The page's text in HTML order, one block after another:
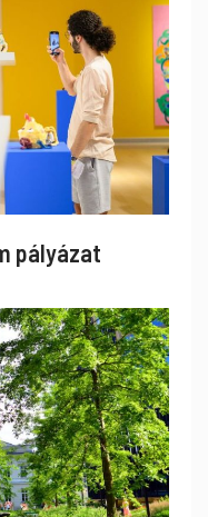
pályázat